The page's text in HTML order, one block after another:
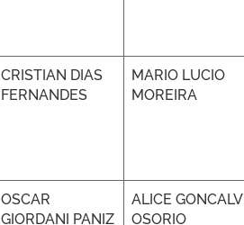
CRISTIAN DIAS
FERNANDES
MARIO LUCIO
MOREIRA
OSCAR
GIORDANI PANIZ
ALICE
OSORIO